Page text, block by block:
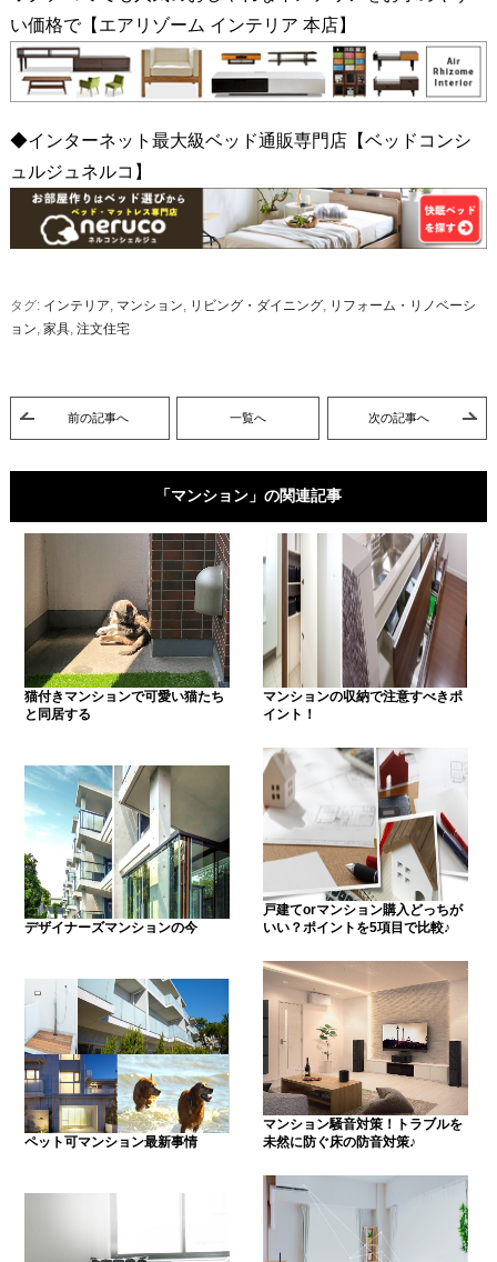
い価格で【エアリゾーム インテリア 本店】
◆インターネット最大級ベッド通販専門店【ベッドコンシ
ュルジュネルコ】
タグ: インテリア, マンション, リビング・ダイニング, リフォーム・リノベーシ
ョン, 家具, 注文住宅
前の記事へ 一覧へ 次の記事へ
「マンション」の関連記事
猫付きマンションで可愛い猫たち
と同居する
マンションの収納で注意すべきポ
イント！
デザイナーズマンションの今
戸建てorマンション購入どっちが
いい？ポイントを5項目で比較♪
ペット可マンション最新事情
マンション騒音対策！トラブルを
未然に防ぐ床の防音対策♪